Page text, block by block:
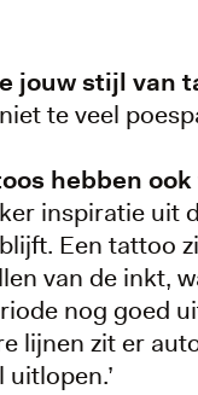
jouw stijl van
te veel
hebben
inspiratie uit
Een tattoo
van de inkt,
nog goed
lijnen zit er